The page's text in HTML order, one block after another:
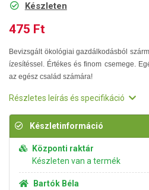
Készleten
475 Ft
Bevizsgált ökológiai gazdálkodásból
ízesítéssel. Értékes és finom csemege.
az egész család számára!
Részletes leírás és specifikáció
Készletinformáció
Központi raktár
Készleten van a termék
Bartók Béla